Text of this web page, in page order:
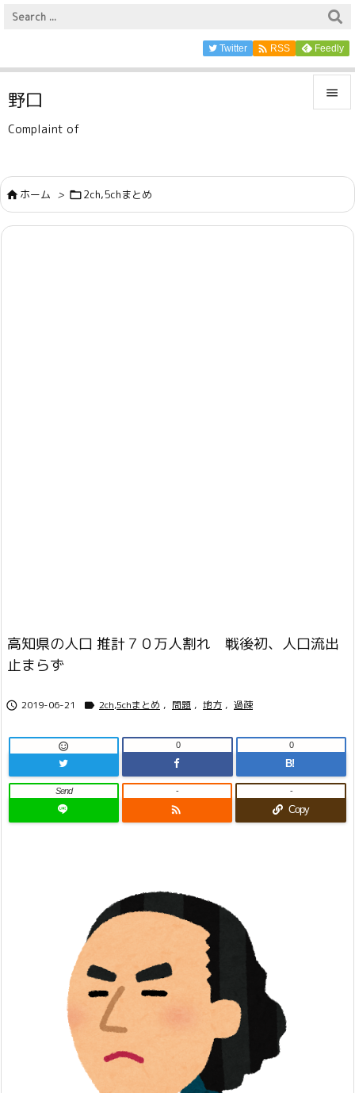

サイド

前へ
Twitter  RSS Feedly
野口
Complaint of
ホーム > 2ch,5chまとめ
高知県の人口 推計７０万人割れ 戦後初、人口流出
止まらず
 2019-06-21  2ch,5chまとめ , 問題 , 地方 , 過疎
 0
B!
0
Send

-
Copy
-